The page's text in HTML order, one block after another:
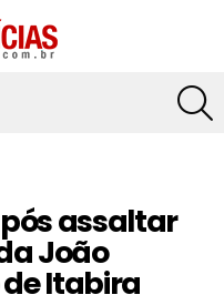
assaltar
João
Itabira